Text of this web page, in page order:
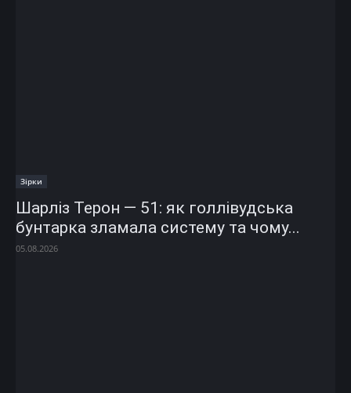
Зірки
Шарліз Терон — 51: як голлівудська
бунтарка зламала систему та чому...
05.08.2026